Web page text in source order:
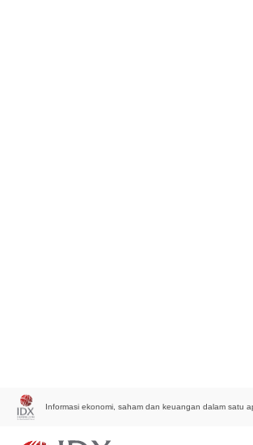
Informasi ekonomi, saham dan keuangan dalam satu